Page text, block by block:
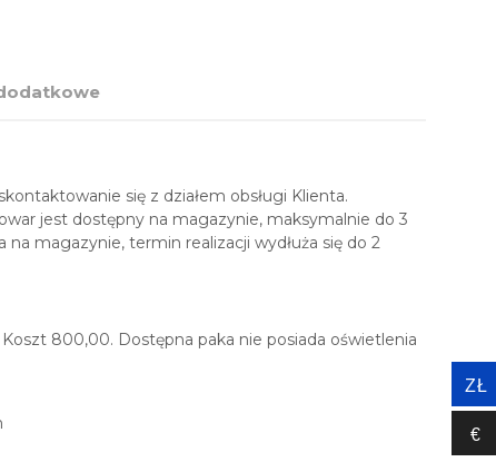
się z działem obsługi Klienta.
jest dostępny na magazynie, maksymalnie do 3
magazynie, termin realizacji wydłuża się do 2
800,00. Dostępna paka nie posiada oświetlenia
ZŁ
€‎